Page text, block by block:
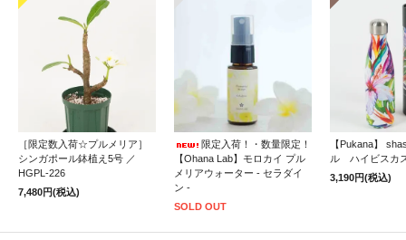
［限定数入荷☆プルメリア］
シンガポール鉢植え5号 ／
HGPL-226
7,480円(税込)
限定入荷！・数量限定！
【Ohana Lab】モロカイ プル
メリアウォーター - セラダイ
ン -
SOLD OUT
【Pukana】
ル ハイビスカ
3,190円(税込)